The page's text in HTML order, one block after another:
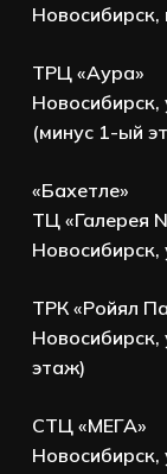
ТРЦ «Аура»
Новосибирск,
(минус 1-ый
«Бахетле»
ТЦ «Галерея
Новосибирск,
ТРК «Ройял
Новосибирск,
этаж)
СТЦ «МЕГА»
Новосибирск,